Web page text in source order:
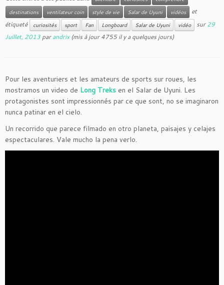
destinations
ventilateur coin style de vie Salar de Uyuni vidéos
et
étiqueté
curiosités sport Fan Longboard Salar de Uyuni vidéo sur29
Juillet, 2013 parandrix(mis à jour 4755 il y a quelques jours)
Pour les aventuriers et les amateurs de sports sur roues, les
mostramos un video de Long Treks en el Salar de Uyuni. Les
protagonistes sont impressionnés par ce que sont, no se imaginaron
nunca patinar en el cielo.
Un recorrido que parece filmado en otro planeta, paisajes y celajes
espectaculares. Vale mucho la pena verlo.